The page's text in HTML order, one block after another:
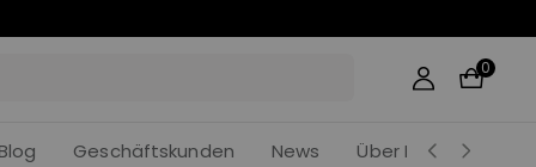
0
Blog Geschäftskunden News Über Khedira